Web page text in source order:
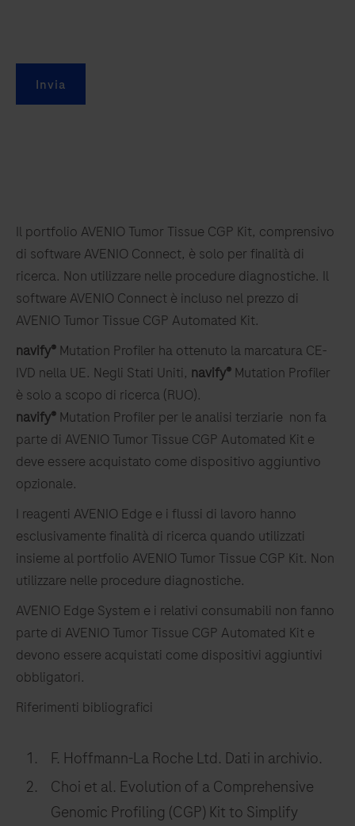
Invia
Il portfolio AVENIO Tumor Tissue CGP Kit, comprensivo
di software AVENIO Connect, è solo per finalità di
ricerca. Non utilizzare nelle procedure diagnostiche. Il
software AVENIO Connect è incluso nel prezzo di
AVENIO Tumor Tissue CGP Automated Kit.
navify® Mutation Profiler ha ottenuto la marcatura CE-
IVD nella UE. Negli Stati Uniti, navify® Mutation Profiler
è solo a scopo di ricerca (RUO).
navify® Mutation Profiler per le analisi terziarie non fa
parte di AVENIO Tumor Tissue CGP Automated Kit e
deve essere acquistato come dispositivo aggiuntivo
opzionale.
I reagenti AVENIO Edge e i flussi di lavoro hanno
esclusivamente finalità di ricerca quando utilizzati
insieme al portfolio AVENIO Tumor Tissue CGP Kit. Non
utilizzare nelle procedure diagnostiche.
AVENIO Edge System e i relativi consumabili non fanno
parte di AVENIO Tumor Tissue CGP Automated Kit e
devono essere acquistati come dispositivi aggiuntivi
obbligatori.
Riferimenti bibliografici
F. Hoffmann-La Roche Ltd. Dati in archivio.
Choi et al. Evolution of a Comprehensive
Genomic Profiling (CGP) Kit to Simplify